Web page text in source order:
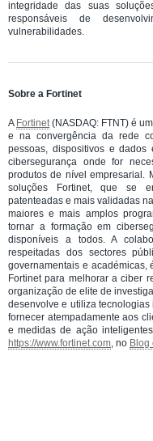
integridade das suas
responsáveis de
vulnerabilidades.
Sobre a Fortinet
A Fortinet(NASDAQ: FTNT) é
e na convergência da rede
pessoas, dispositivos e
cibersegurança onde for
produtos de nível empresarial.
soluções Fortinet, que se
patenteadas e mais validadas
maiores e mais amplos
tornar a formação em
disponíveis a todos. A
respeitadas dos sectores
governamentais e académicas,
Fortinet para melhorar a ciber
organização de elite de
desenvolve e utiliza
fornecer atempadamente aos
e medidas de ação
https://www.fortinet.com, no Blog